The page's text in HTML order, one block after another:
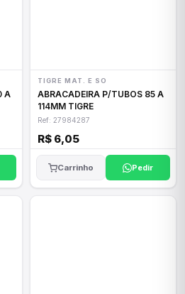
TIGRE MAT. E SO
ABRACADEIRA P/TUBOS 85 A
114MM TIGRE
Ref: 27984287
R$ 6,05
Carrinho Pedir